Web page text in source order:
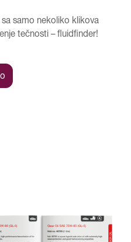
samo nekoliko klikova
tečnosti – fluidfinder!